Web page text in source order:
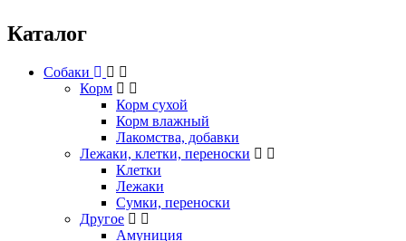
Каталог
Собаки
Корм
Корм сухой
Корм влажный
Лакомства, добавки
Лежаки, клетки, переноски
Клетки
Лежаки
Сумки, переноски
Другое
Амуниция